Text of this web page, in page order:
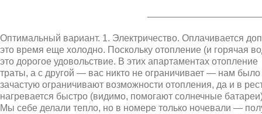
Оптимальный вариант. 1. Электричество. Оплачивается
это время еще холодно. Поскольку отопление (и горячая
это дорогое удовольствие. В этих апартаментах
траты, а с другой — вас никто не ограничивает — нам
зачастую ограничивают возможности отопления, да и в
нагревается быстро (видимо, помогают солнечные
Мы себе делали тепло, но в номере только ночевали —